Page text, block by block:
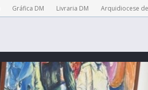
Gráfica DM Livraria DM Arquidiocese